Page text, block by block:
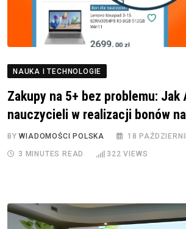
NAUKA I TECHNOLOGIE
Zakupy na 5+ bez problemu: Jak
nauczycieli w realizacji bonów
BYWIADOMOŚCI POLSKA 18
3 MINUTES READ 322 VIEWS